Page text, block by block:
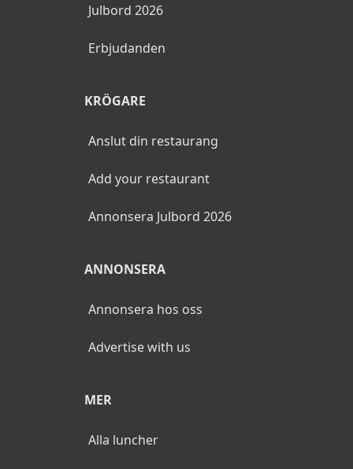
Julbord 2026
Erbjudanden
KRÖGARE
Anslut din restaurang
Add your restaurant
Annonsera Julbord 2026
ANNONSERA
Annonsera hos oss
Advertise with us
MER
Alla luncher